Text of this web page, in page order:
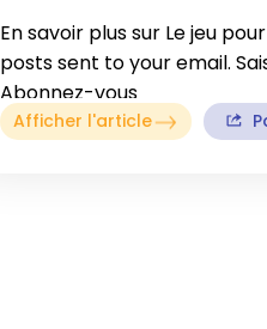
En savoir plus sur Le jeu
posts sent to your email.
Abonnez-vous
Afficher l'article